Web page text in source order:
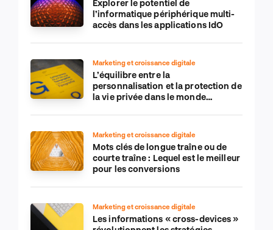
Explorer le potentiel de
l’informatique périphérique multi-
accès dans les applications IdO
Marketing et croissance digitale
L’équilibre entre la
personnalisation et la protection de
la vie privée dans le monde
Marketing et croissance digitale
Mots clés de longue traîne ou de
courte traîne : Lequel est le meilleur
pour les conversions
Marketing et croissance digitale
Les informations « cross-devices »